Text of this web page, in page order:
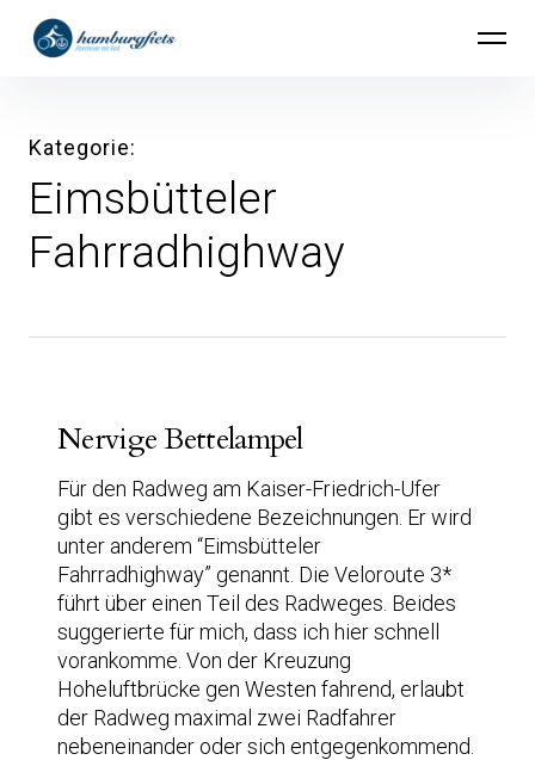
überspringen
hamburgfiets – Abenteuer mit Rad
Kategorie
Eimsbütteler
Fahrradhighway
Nervige Bettelampel
Für den Radweg am Kaiser-Friedrich-Ufer
gibt es verschiedene Bezeichnungen. Er wird
unter anderem “Eimsbütteler
Fahrradhighway” genannt. Die Veloroute 3*
führt über einen Teil des Radweges. Beides
suggerierte für mich, dass ich hier schnell
vorankomme. Von der Kreuzung
Hoheluftbrücke gen Westen fahrend, erlaubt
der Radweg maximal zwei Radfahrer
nebeneinander oder sich entgegenkommend.